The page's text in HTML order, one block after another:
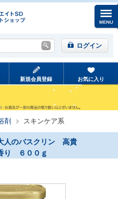
ログイン
新規会員登録 お気に入り
剤 スキンケア系
人のバスクリン 高貴
り ６００ｇ